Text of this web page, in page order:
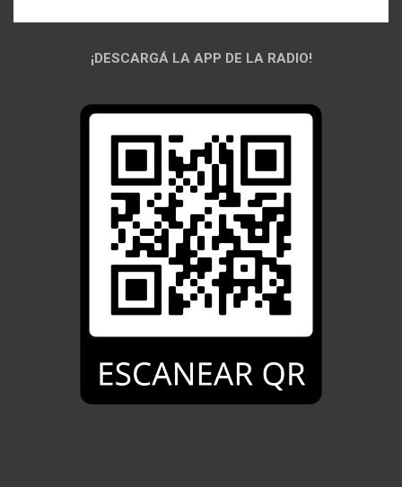
¡DESCARGÁ LA APP DE LA RADIO!